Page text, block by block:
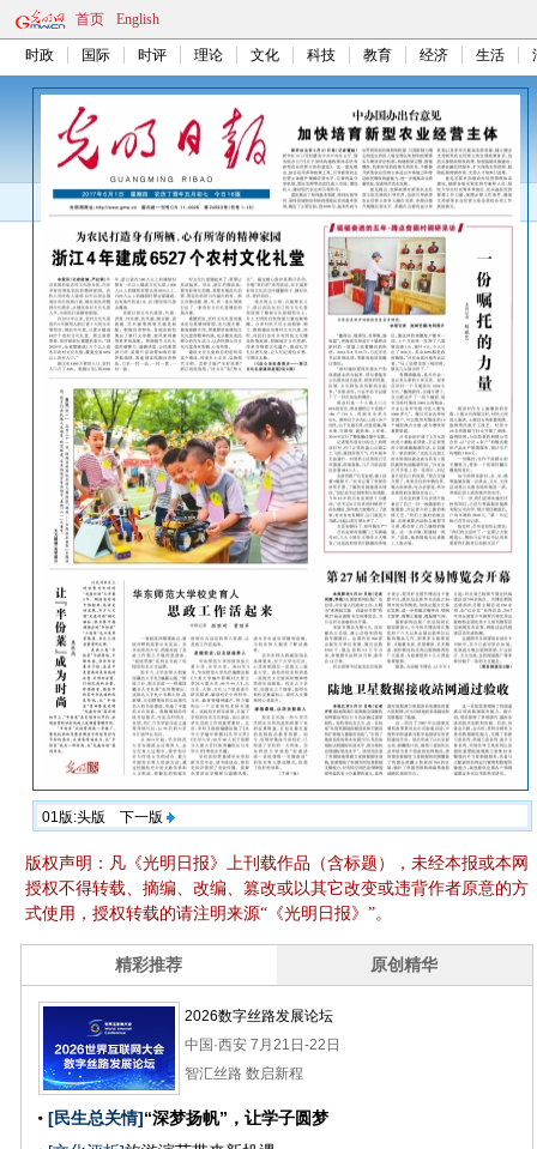
首页 English
时政 国际 时评 理论 文化 科技 教育 经济 生活
01版:头版 下一版
版权声明：凡《光明日报》上刊载作品（含标题），未经本报或本网
授权不得转载、摘编、改编、篡改或以其它改变或违背作者原意的方
式使用，授权转载的请注明来源“《光明日报》”。